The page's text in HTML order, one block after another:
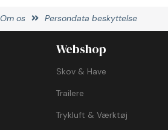
Om os Persondata beskyttelse
Webshop
Skov & Have
Trailere
Trykluft & Værktøj